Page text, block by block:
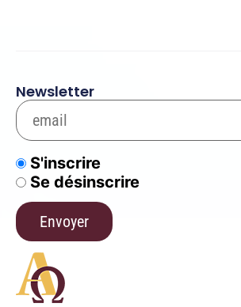
Newsletter
S'inscrire
Se désinscrire